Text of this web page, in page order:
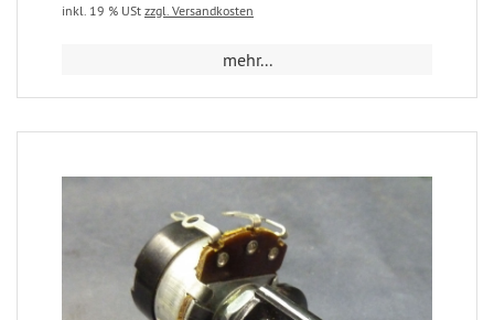
inkl. 19 % USt zzgl. Versandkosten
mehr...